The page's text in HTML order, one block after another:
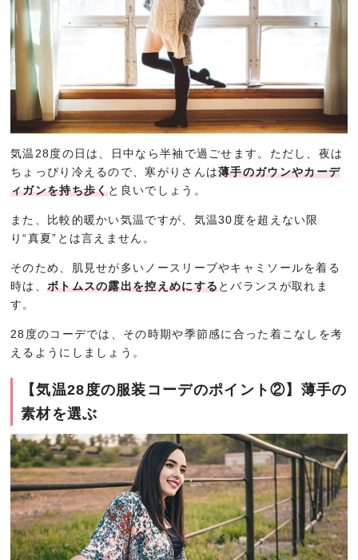
気温28度の日は、日中なら半袖で過ごせます。ただし、夜は
ちょっぴり冷えるので、寒がりさんは薄手のガウンやカーデ
ィガンを持ち歩くと良いでしょう。
また、比較的暖かい気温ですが、気温30度を超えない限
り“真夏”とは言えません。
そのため、肌見せが多いノースリーブやキャミソールを着る
時は、 ボトムスの露出を控えめにするとバランスが取れま
す。
28度のコーデでは、その時期や季節感に合った着こなしを考
えるようにしましょう。
【気温28度の服装コーデのポイント②】薄手の
素材を選ぶ